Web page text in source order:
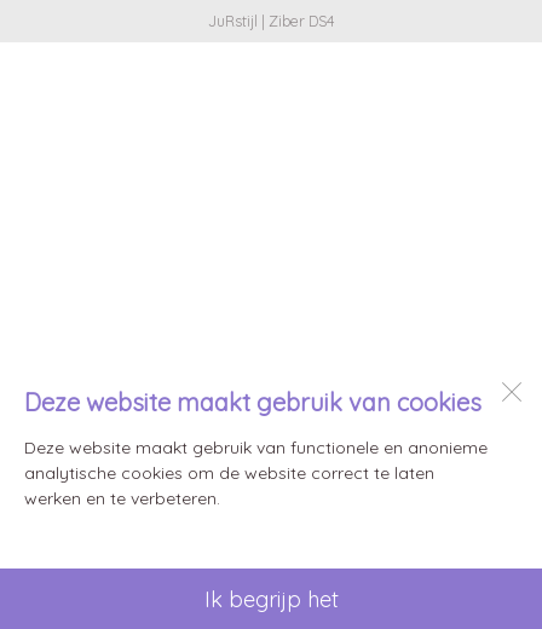
Deze website maakt gebruik van cookies
Deze website maakt gebruik van functionele en anonieme
analytische cookies om de website correct te laten
werken en te verbeteren.
Ik begrijp het
JuRstijl | Ziber DS4